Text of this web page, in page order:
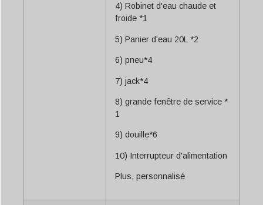
4) Robinet d'eau chaude et
froide *1
5) Panier d'eau 20L *2
6) pneu*4
7) jack*4
8) grande fenêtre de service *
1
9) douille*6
10) Interrupteur d'alimentation
Plus, personnalisé